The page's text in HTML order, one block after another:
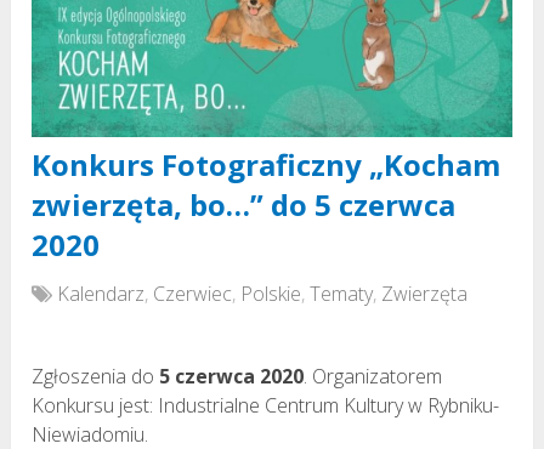
Konkurs Fotograficzny „Kocham
zwierzęta, bo…” do 5 czerwca
2020
Kalendarz, Czerwiec, Polskie,Tematy, Zwierzęta
Zgłoszenia do 5 czerwca 2020. Organizatorem
Konkursu jest: Industrialne Centrum Kultury w Rybniku-
Niewiadomiu.